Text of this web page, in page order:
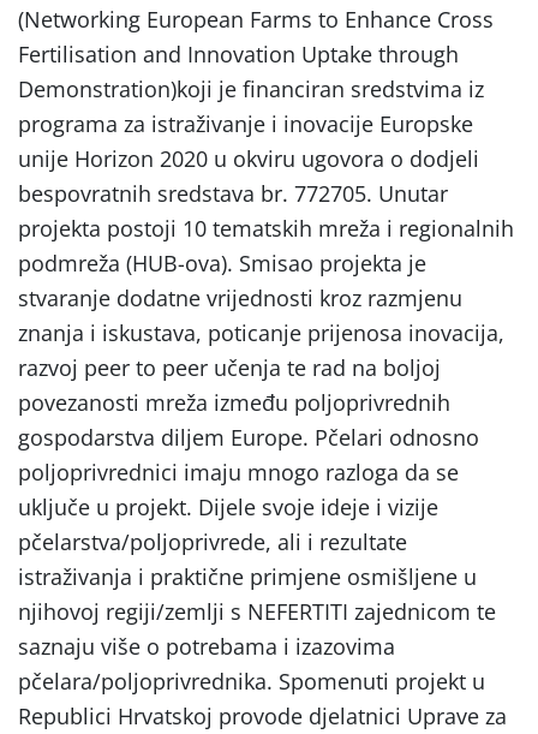
(Networking European Farms to Enhance Cross
Fertilisation and Innovation Uptake through
Demonstration)koji je financiran sredstvima iz
programa za istraživanje i inovacije Europske
unije Horizon 2020 u okviru ugovora o dodjeli
bespovratnih sredstava br. 772705. Unutar
projekta postoji 10 tematskih mreža i regionalnih
podmreža (HUB-ova). Smisao projekta je
stvaranje dodatne vrijednosti kroz razmjenu
znanja i iskustava, poticanje prijenosa inovacija,
razvoj peer to peer učenja te rad na boljoj
povezanosti mreža između poljoprivrednih
gospodarstva diljem Europe. Pčelari odnosno
poljoprivrednici imaju mnogo razloga da se
uključe u projekt. Dijele svoje ideje i vizije
pčelarstva/poljoprivrede, ali i rezultate
istraživanja i praktične primjene osmišljene u
njihovoj regiji/zemlji s NEFERTITI zajednicom te
saznaju više o potrebama i izazovima
pčelara/poljoprivrednika. Spomenuti projekt u
Republici Hrvatskoj provode djelatnici Uprave za